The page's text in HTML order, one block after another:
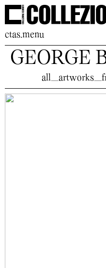
ctas.menu
GEORGE